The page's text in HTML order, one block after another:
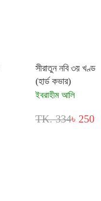
সীরাতুন নবি ৩য় খণ্ড
(হার্ড কভার)
ইবরাহীম আলি
TK. 334৳ 250